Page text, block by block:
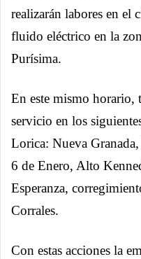
realizarán labores en
fluido eléctrico en la
Purísima.
En este mismo horario,
servicio en los
Lorica: Nueva
6 de Enero, Alto
Esperanza,
Corrales.
Con estas acciones la